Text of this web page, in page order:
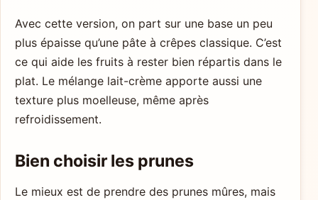
Avec cette version, on part sur une base un peu
plus épaisse qu’une pâte à crêpes classique. C’est
ce qui aide les fruits à rester bien répartis dans le
plat. Le mélange lait-crème apporte aussi une
texture plus moelleuse, même après
refroidissement.
Bien choisir les prunes
Le mieux est de prendre des prunes mûres, mais